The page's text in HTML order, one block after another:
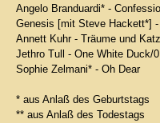
Angelo Branduardi* -
Genesis [mit Steve Hackett*]
Annett Kuhr - Träume und
Jethro Tull - One White Duck/
Sophie Zelmani* - Oh Dear
* aus Anlaß des Geburtstags
** aus Anlaß des Todestags